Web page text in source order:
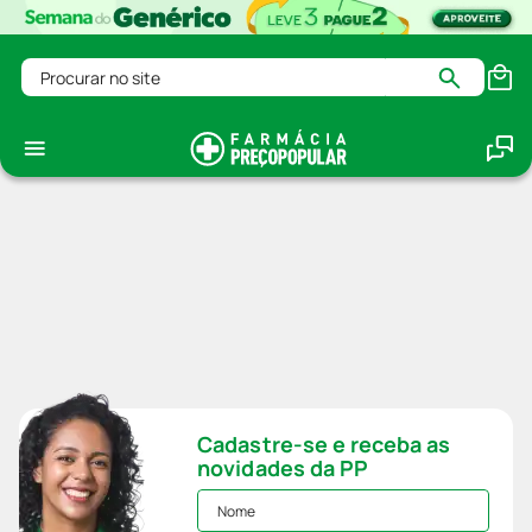
Procurar no site
Cadastre-se e receba as
novidades da PP